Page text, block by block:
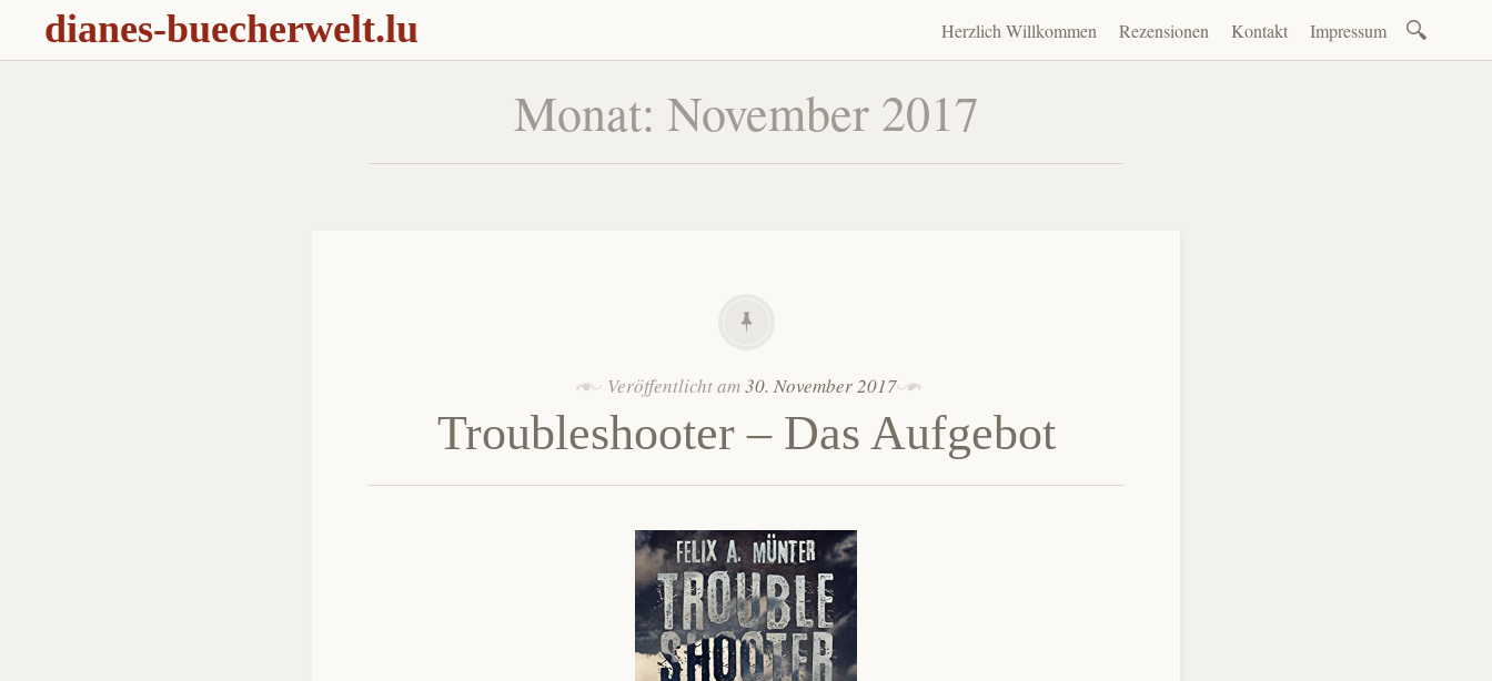
dianes-buecherwelt.lu
Zum
Inhalt
springen
Herzlich Willkommen Rezensionen Kontakt Impressum
nach:
Monat: November 2017
Veröffentlicht am30. November 2017
Troubleshooter – Das Aufgebot